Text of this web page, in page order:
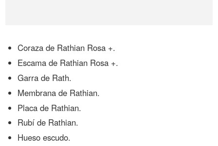
Coraza de Rathian Rosa +.
Escama de Rathian Rosa +.
Garra de Rath.
Membrana de Rathian.
Placa de Rathian.
Rubí de Rathian.
Hueso escudo.